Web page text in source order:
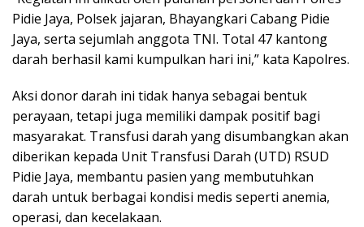
Pidie Jaya, Polsek jajaran, Bhayangkari Cabang Pidie
Jaya, serta sejumlah anggota TNI. Total 47 kantong
darah berhasil kami kumpulkan hari ini,” kata Kapolres.
Aksi donor darah ini tidak hanya sebagai bentuk
perayaan, tetapi juga memiliki dampak positif bagi
masyarakat. Transfusi darah yang disumbangkan akan
diberikan kepada Unit Transfusi Darah (UTD) RSUD
Pidie Jaya, membantu pasien yang membutuhkan
darah untuk berbagai kondisi medis seperti anemia,
operasi, dan kecelakaan.